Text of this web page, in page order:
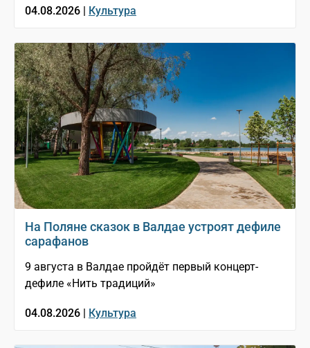
04.08.2026 | Культура
На Поляне сказок в Валдае устроят дефиле
сарафанов
9 августа в Валдае пройдёт первый концерт-
дефиле «Нить традиций»
04.08.2026 | Культура